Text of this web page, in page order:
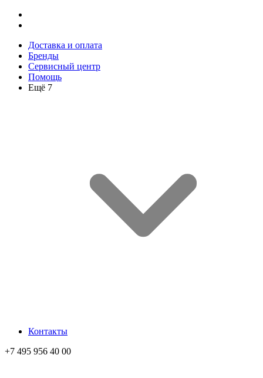
Доставка и оплата
Бренды
Сервисный центр
Помощь
Ещё 7
Контакты
+7 495 956 40 00